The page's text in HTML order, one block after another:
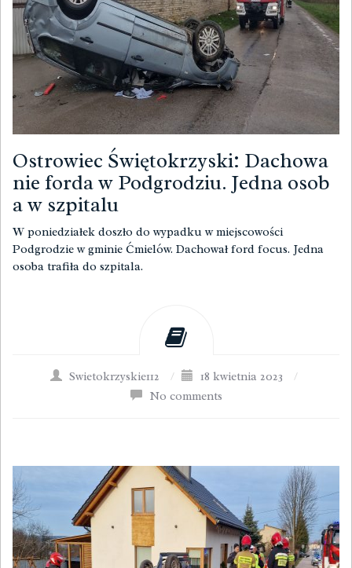
Ostrowiec Świętokrzyski: Dachowa
nie forda w Podgrodziu. Jedna osob
a w szpitalu
W poniedziałek doszło do wypadku w miejscowości
Podgrodzie w gminie Ćmielów. Dachował ford focus. Jedna
osoba trafiła do szpitala.
Swietokrzyskie112 / 18 kwietnia 2023
/
No comments